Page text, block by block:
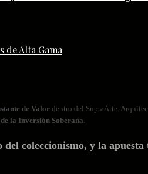
de Alta Gama
de Valordentro del SupraArte.
la Inversión Soberana.
coleccionismo, y la